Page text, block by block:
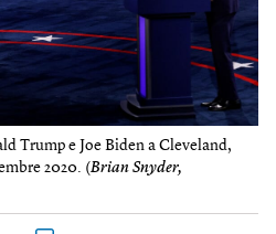
Trump e Joe Biden a Cleveland,
2020. (Brian Snyder,